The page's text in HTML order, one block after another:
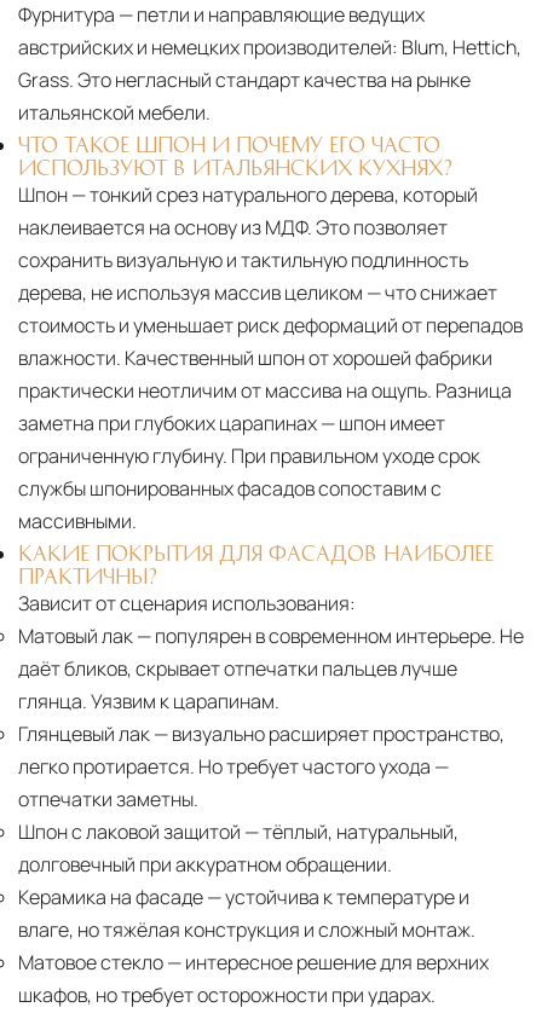
Фурнитура — петли и направляющие ведущих
австрийских и немецких производителей: Blum, Hettich,
Grass. Это негласный стандарт качества на рынке
итальянской мебели.
ЧТО ТАКОЕ ШПОН И ПОЧЕМУ ЕГО ЧАСТО
ИСПОЛЬЗУЮТ В ИТАЛЬЯНСКИХ КУХНЯХ?
Шпон — тонкий срез натурального дерева, который
наклеивается на основу из МДФ. Это позволяет
сохранить визуальную и тактильную подлинность
дерева, не используя массив целиком — что снижает
стоимость и уменьшает риск деформаций от перепадов
влажности. Качественный шпон от хорошей фабрики
практически неотличим от массива на ощупь. Разница
заметна при глубоких царапинах — шпон имеет
ограниченную глубину. При правильном уходе срок
службы шпонированных фасадов сопоставим с
массивными.
КАКИЕ ПОКРЫТИЯ ДЛЯ ФАСАДОВ НАИБОЛЕЕ
ПРАКТИЧНЫ?
Зависит от сценария использования:
Матовый лак— популярен в современном интерьере. Не
даёт бликов, скрывает отпечатки пальцев лучше
глянца. Уязвим к царапинам.
Глянцевый лак— визуально расширяет пространство,
легко протирается. Но требует частого ухода —
отпечатки заметны.
Шпон с лаковой защитой — тёплый, натуральный,
долговечный при аккуратном обращении.
Керамика на фасаде— устойчива к температуре и
влаге, но тяжёлая конструкция и сложный монтаж.
Матовое стекло— интересное решение для верхних
шкафов, но требует осторожности при ударах.